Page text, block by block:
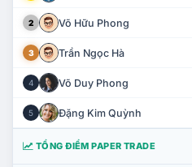
2 Võ Hữu Phong
3 Trần Ngọc Hà
4 Võ Duy Phong
5 Đặng Kim Quỳnh
TỔNG ĐIỂM PAPER TRADE